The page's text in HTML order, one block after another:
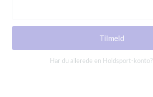
Tilmeld
Har du allerede en Holdsport-konto?